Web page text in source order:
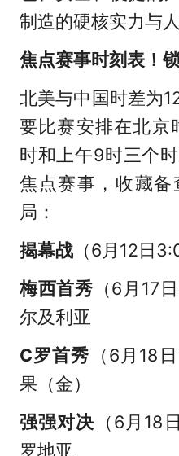
制造的硬核实力与人
焦点赛事时刻表！
北美与中国时差为
要比赛安排在北京
时和上午9时三个
焦点赛事，收藏备
局：
揭幕战（6月12日
梅西首秀 （6月17
尔及利亚
C罗首秀 （6月18
果（金）
强强对决 （6月18
罗地亚